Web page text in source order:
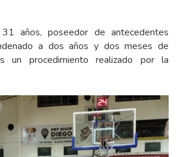
años, poseedor de antecedentes
a dos años y dos meses de
un procedimiento realizado por la